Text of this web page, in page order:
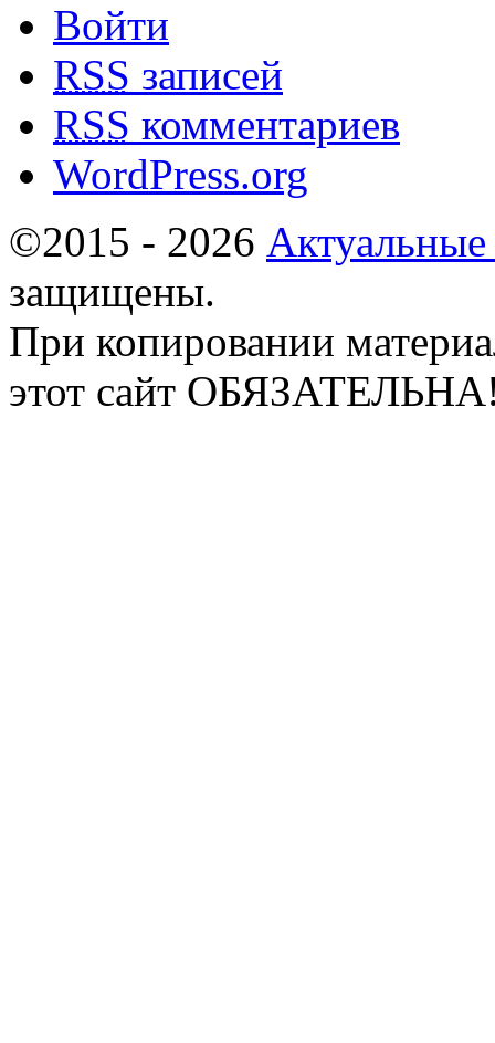
Войти
RSS записей
RSS комментариев
WordPress.org
©2015 - 2026
защищены.
При копировании
этот сайт